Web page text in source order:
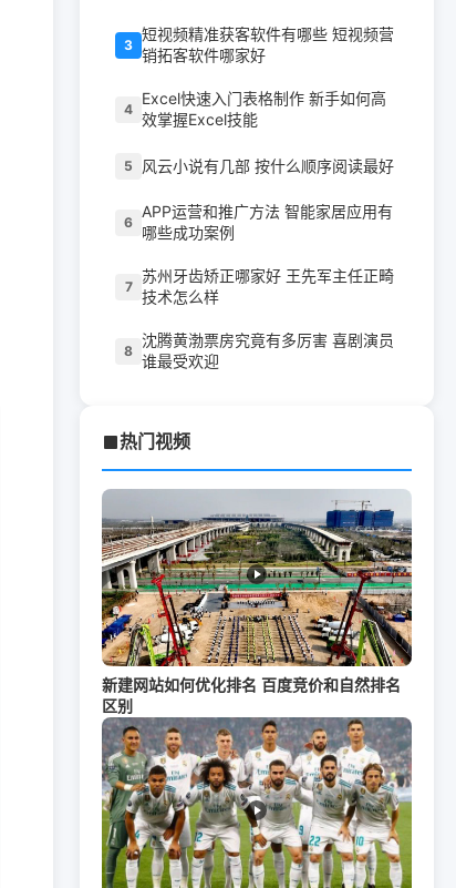
3
短视频精准获客软件有哪些 短视频营
销拓客软件哪家好
4
Excel快速入门表格制作 新手如何高
效掌握Excel技能
5 风云小说有几部 按什么顺序阅读最好
6
APP运营和推广方法 智能家居应用有
哪些成功案例
7
苏州牙齿矫正哪家好 王先军主任正畸
技术怎么样
8
沈腾黄渤票房究竟有多厉害 喜剧演员
谁最受欢迎
热门视频
新建网站如何优化排名 百度竞价和自然排名
区别